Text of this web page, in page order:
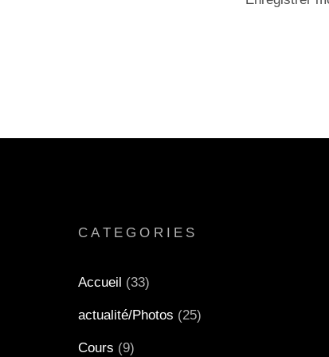
CATEGORIES
Accueil (33)
actualité/Photos (25)
Cours (9)